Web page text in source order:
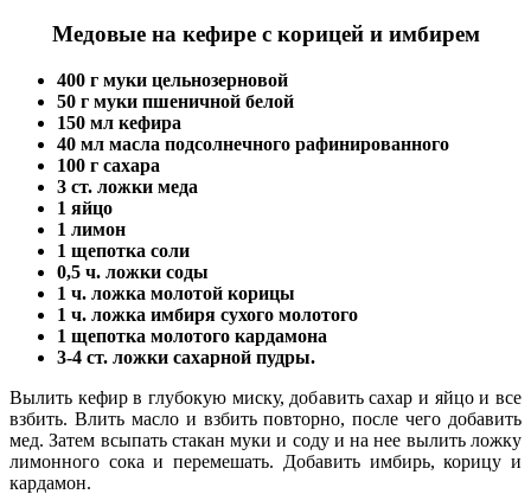
Медовые на кефире с корицей и имбирем
400 г муки цельнозерновой
50 г муки пшеничной белой
150 мл кефира
40 мл масла подсолнечного рафинированного
100 г сахара
3 ст. ложки меда
1 яйцо
1 лимон
1 щепотка соли
0,5 ч. ложки соды
1 ч. ложка молотой корицы
1 ч. ложка имбиря сухого молотого
1 щепотка молотого кардамона
3-4 ст. ложки сахарной пудры.
Вылить кефир в глубокую миску, добавить сахар и яйцо и все
взбить. Влить масло и взбить повторно, после чего добавить
мед. Затем всыпать стакан муки и соду и на нее вылить ложку
лимонного сока и перемешать. Добавить имбирь, корицу и
кардамон.